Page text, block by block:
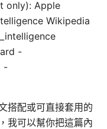
only): Apple
Wikipedia
-
-
搭配或可直接套用的
我可以幫你把這篇內